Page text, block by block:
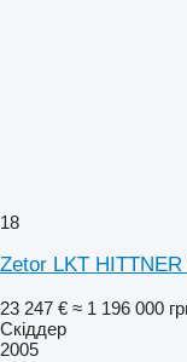
18
Zetor LKT
23 247 € ≈ 1 196 000
Скіддер
2005